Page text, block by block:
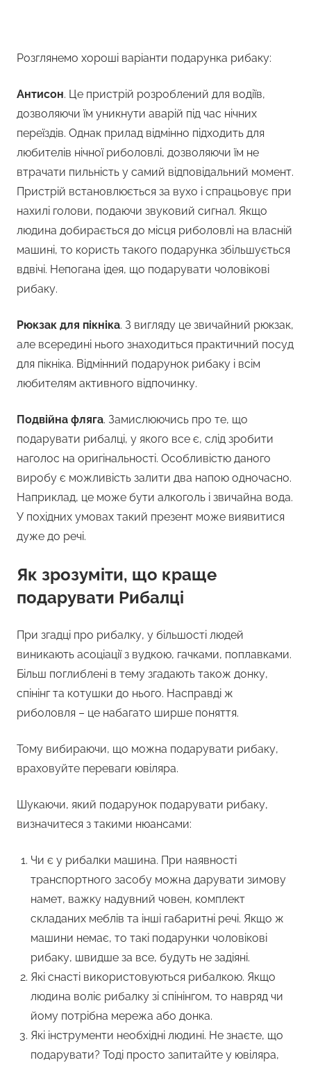
Розглянемо хороші варіанти подарунка рибаку:
Антисон. Це пристрій розроблений для водіїв,
дозволяючи їм уникнути аварій під час нічних
переїздів. Однак прилад відмінно підходить для
любителів нічної риболовлі, дозволяючи їм не
втрачати пильність у самий відповідальний момент.
Пристрій встановлюється за вухо і спрацьовує при
нахилі голови, подаючи звуковий сигнал. Якщо
людина добирається до місця риболовлі на власній
машині, то користь такого подарунка збільшується
вдвічі. Непогана ідея, що подарувати чоловікові
рибаку.
Рюкзак для пікніка. З вигляду це звичайний рюкзак,
але всередині нього знаходиться практичний посуд
для пікніка. Відмінний подарунок рибаку і всім
любителям активного відпочинку.
Подвійна фляга. Замислюючись про те, що
подарувати рибалці, у якого все є, слід зробити
наголос на оригінальності. Особливістю даного
виробу є можливість залити два напою одночасно.
Наприклад, це може бути алкоголь і звичайна вода.
У похідних умовах такий презент може виявитися
дуже до речі.
Як зрозуміти, що краще
подарувати Рибалці
При згадці про рибалку, у більшості людей
виникають асоціації з вудкою, гачками, поплавками.
Більш поглиблені в тему згадають також донку,
спінінг та котушки до нього. Насправді ж
риболовля – це набагато ширше поняття.
Тому вибираючи, що можна подарувати рибаку,
враховуйте переваги ювіляра.
Шукаючи, який подарунок подарувати рибаку,
визначитеся з такими нюансами:
Чи є у рибалки машина. При наявності
транспортного засобу можна дарувати зимову
намет, важку надувний човен, комплект
складаних меблів та інші габаритні речі. Якщо ж
машини немає, то такі подарунки чоловікові
рибаку, швидше за все, будуть не задіяні.
Які снасті використовуються рибалкою. Якщо
людина воліє рибалку зі спінінгом, то навряд чи
йому потрібна мережа або донка.
Які інструменти необхідні людині. Не знаєте, що
подарувати? Тоді просто запитайте у ювіляра,